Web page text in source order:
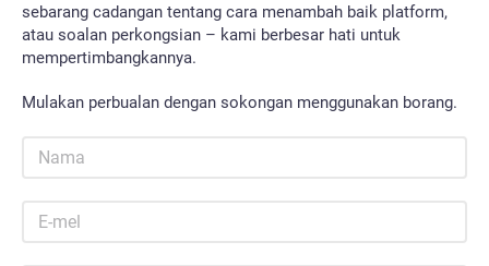
sebarang cadangan tentang cara menambah baik platform,
atau soalan perkongsian – kami berbesar hati untuk
mempertimbangkannya.
Mulakan perbualan dengan sokongan menggunakan borang.